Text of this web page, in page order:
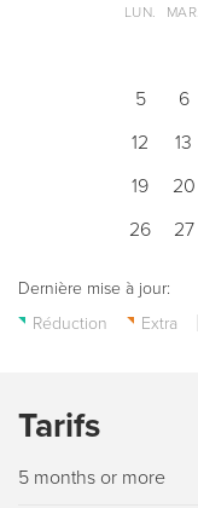
LUN. MAR.
5
6
12
13
19
20
26
27
Dernière mise à jour:
Réduction
Extra
Tarifs
5 months or more